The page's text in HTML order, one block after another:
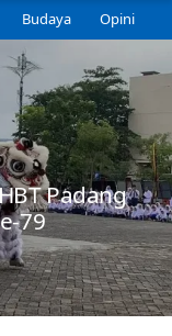
Budaya Opini
Padang
79